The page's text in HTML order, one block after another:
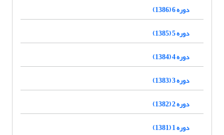
دوره 6 (1386)
دوره 5 (1385)
دوره 4 (1384)
دوره 3 (1383)
دوره 2 (1382)
دوره 1 (1381)